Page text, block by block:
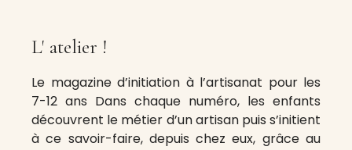
L' atelier !
Le magazine d’initiation à l’artisanat pour les
7-12 ans Dans chaque numéro, les enfants
découvrent le métier d’un artisan puis s’initient
à ce savoir-faire, depuis chez eux, grâce au